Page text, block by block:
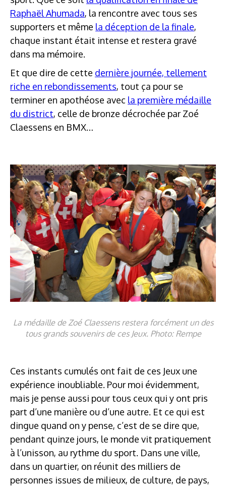
Raphaël Ahumada, la rencontre avec tous ses
supporters et même la déception de la finale,
chaque instant était intense et restera gravé
dans ma mémoire.
Et que dire de cette dernière journée, tellement
riche en rebondissements, tout ça pour se
terminer en apothéose avec la première médaille
du district, celle de bronze décrochée par Zoé
Claessens en BMX…
La médaille de Zoé Claessens restera forcément un des
tous grands souvenirs de ces Jeux. Photo: Rempe
Ces instants cumulés ont fait de ces Jeux une
expérience inoubliable. Pour moi évidemment,
mais je pense aussi pour tous ceux qui y ont pris
part d’une manière ou d’une autre. Et ce qui est
dingue quand on y pense, c’est de se dire que,
pendant quinze jours, le monde vit pratiquement
à l’unisson, au rythme du sport. Dans une ville,
dans un quartier, on réunit des milliers de
personnes issues de milieux, de culture, de pays,